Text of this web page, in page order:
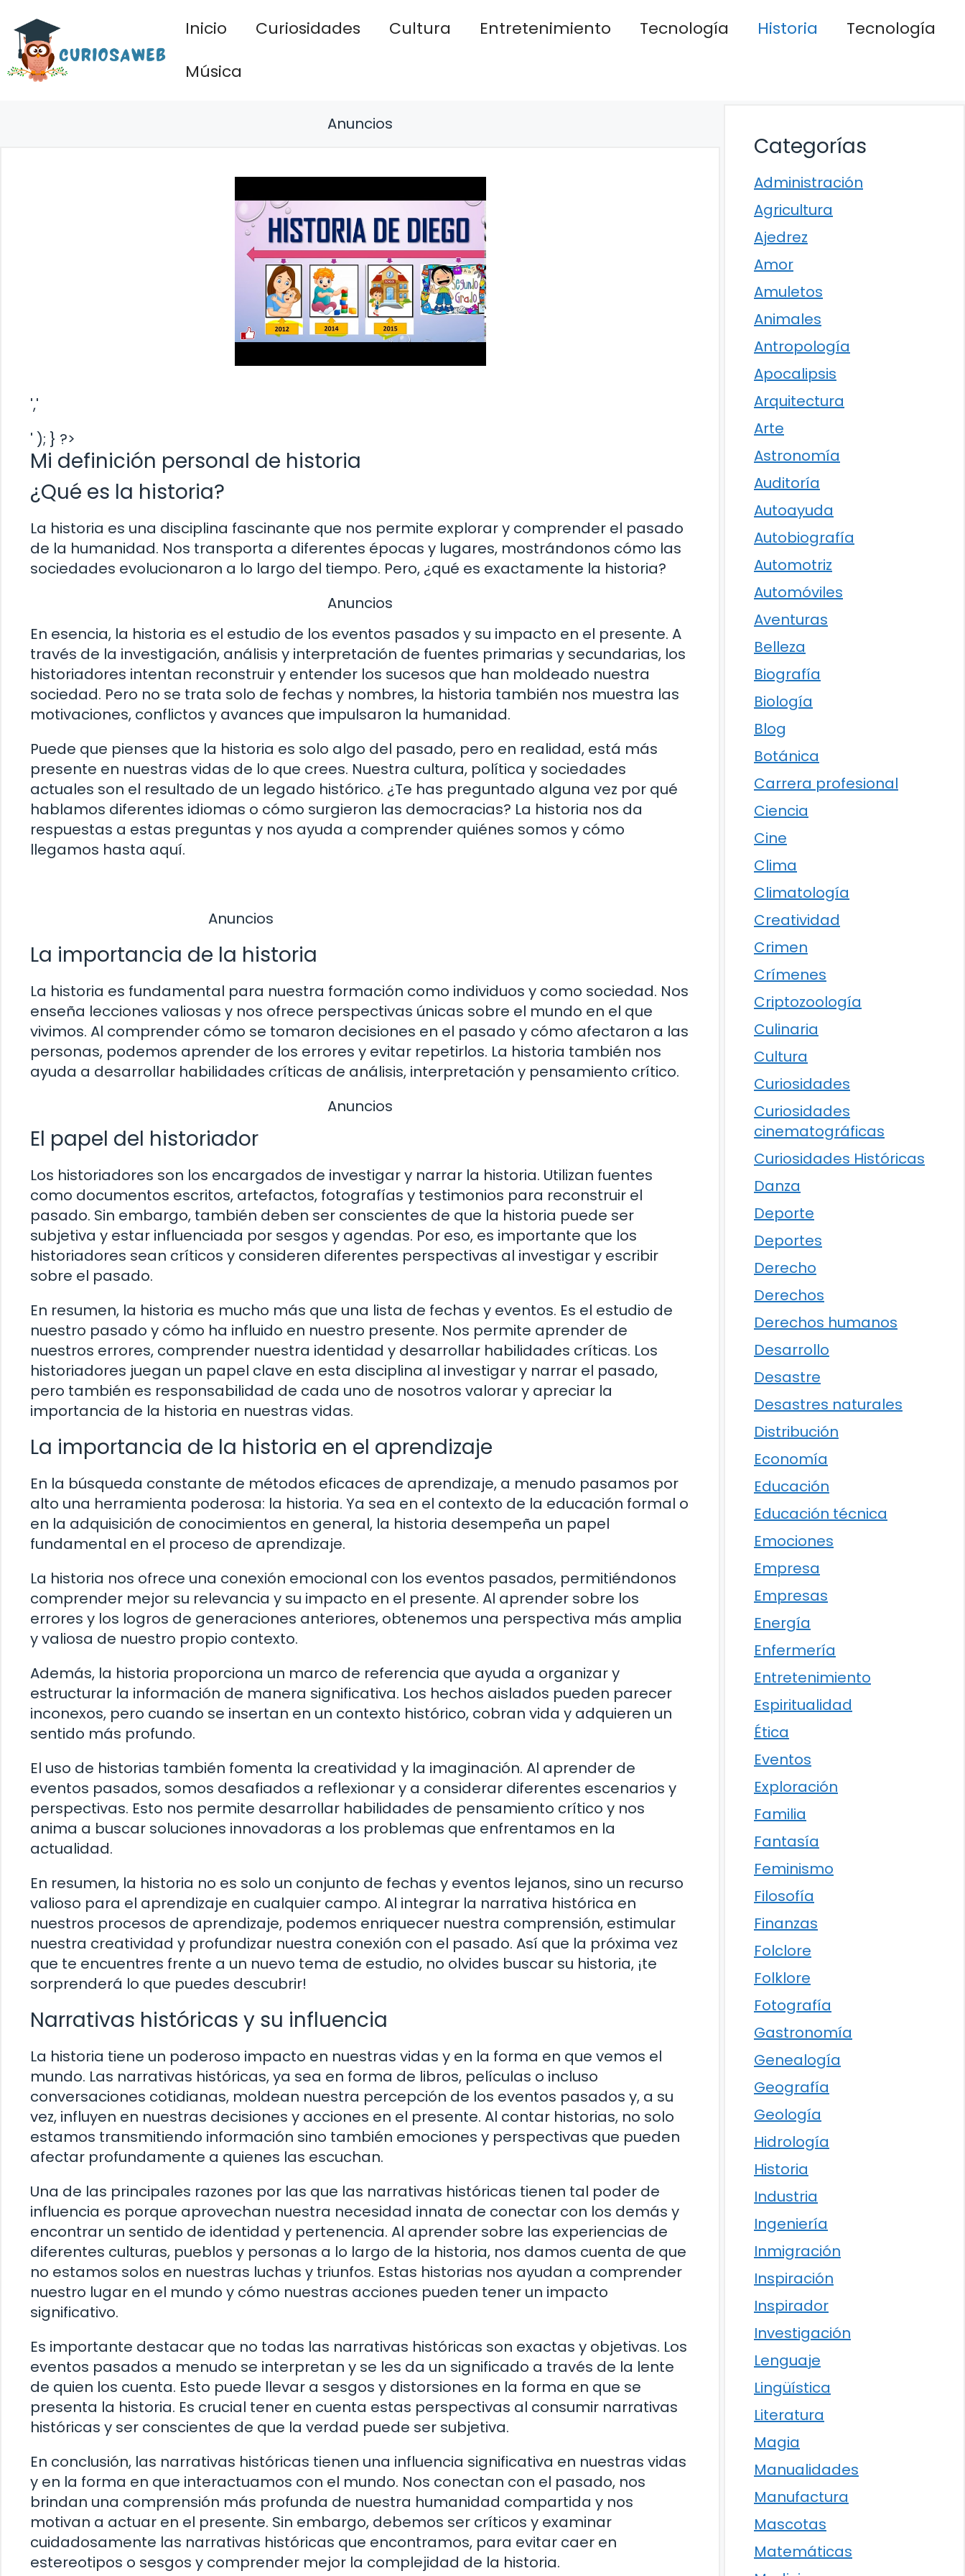
contenido
Inicio Curiosidades Cultura Entretenimiento Tecnología Historia
Tecnología
Música
Anuncios
','
' ); } ?>
Mi definición personal de historia
¿Qué es la historia?
La historia es una disciplina fascinante que nos permite explorar y comprender el pasado
de la humanidad. Nos transporta a diferentes épocas y lugares, mostrándonos cómo las
sociedades evolucionaron a lo largo del tiempo. Pero, ¿qué es exactamente la historia?
Anuncios
En esencia, la historia es el estudio de los eventos pasados y su impacto en el presente. A
través de la investigación, análisis y interpretación de fuentes primarias y secundarias, los
historiadores intentan reconstruir y entender los sucesos que han moldeado nuestra
sociedad. Pero no se trata solo de fechas y nombres, la historia también nos muestra las
motivaciones, conflictos y avances que impulsaron la humanidad.
Puede que pienses que la historia es solo algo del pasado, pero en realidad, está más
presente en nuestras vidas de lo que crees. Nuestra cultura, política y sociedades
actuales son el resultado de un legado histórico. ¿Te has preguntado alguna vez por qué
hablamos diferentes idiomas o cómo surgieron las democracias? La historia nos da
respuestas a estas preguntas y nos ayuda a comprender quiénes somos y cómo
llegamos hasta aquí.
Anuncios
La importancia de la historia
La historia es fundamental para nuestra formación como individuos y como sociedad. Nos
enseña lecciones valiosas y nos ofrece perspectivas únicas sobre el mundo en el que
vivimos. Al comprender cómo se tomaron decisiones en el pasado y cómo afectaron a las
personas, podemos aprender de los errores y evitar repetirlos. La historia también nos
ayuda a desarrollar habilidades críticas de análisis, interpretación y pensamiento crítico.
Anuncios
El papel del historiador
Los historiadores son los encargados de investigar y narrar la historia. Utilizan fuentes
como documentos escritos, artefactos, fotografías y testimonios para reconstruir el
pasado. Sin embargo, también deben ser conscientes de que la historia puede ser
subjetiva y estar influenciada por sesgos y agendas. Por eso, es importante que los
historiadores sean críticos y consideren diferentes perspectivas al investigar y escribir
sobre el pasado.
En resumen, la historia es mucho más que una lista de fechas y eventos. Es el estudio de
nuestro pasado y cómo ha influido en nuestro presente. Nos permite aprender de
nuestros errores, comprender nuestra identidad y desarrollar habilidades críticas. Los
historiadores juegan un papel clave en esta disciplina al investigar y narrar el pasado,
pero también es responsabilidad de cada uno de nosotros valorar y apreciar la
importancia de la historia en nuestras vidas.
La importancia de la historia en el aprendizaje
En la búsqueda constante de métodos eficaces de aprendizaje, a menudo pasamos por
alto una herramienta poderosa: la historia. Ya sea en el contexto de la educación formal o
en la adquisición de conocimientos en general, la historia desempeña un papel
fundamental en el proceso de aprendizaje.
La historia nos ofrece una conexión emocional con los eventos pasados, permitiéndonos
comprender mejor su relevancia y su impacto en el presente. Al aprender sobre los
errores y los logros de generaciones anteriores, obtenemos una perspectiva más amplia
y valiosa de nuestro propio contexto.
Además, la historia proporciona un marco de referencia que ayuda a organizar y
estructurar la información de manera significativa. Los hechos aislados pueden parecer
inconexos, pero cuando se insertan en un contexto histórico, cobran vida y adquieren un
sentido más profundo.
El uso de historias también fomenta la creatividad y la imaginación. Al aprender de
eventos pasados, somos desafiados a reflexionar y a considerar diferentes escenarios y
perspectivas. Esto nos permite desarrollar habilidades de pensamiento crítico y nos
anima a buscar soluciones innovadoras a los problemas que enfrentamos en la
actualidad.
En resumen, la historia no es solo un conjunto de fechas y eventos lejanos, sino un recurso
valioso para el aprendizaje en cualquier campo. Al integrar la narrativa histórica en
nuestros procesos de aprendizaje, podemos enriquecer nuestra comprensión, estimular
nuestra creatividad y profundizar nuestra conexión con el pasado. Así que la próxima vez
que te encuentres frente a un nuevo tema de estudio, no olvides buscar su historia, ¡te
sorprenderá lo que puedes descubrir!
Narrativas históricas y su influencia
La historia tiene un poderoso impacto en nuestras vidas y en la forma en que vemos el
mundo. Las narrativas históricas, ya sea en forma de libros, películas o incluso
conversaciones cotidianas, moldean nuestra percepción de los eventos pasados y, a su
vez, influyen en nuestras decisiones y acciones en el presente. Al contar historias, no solo
estamos transmitiendo información sino también emociones y perspectivas que pueden
afectar profundamente a quienes las escuchan.
Una de las principales razones por las que las narrativas históricas tienen tal poder de
influencia es porque aprovechan nuestra necesidad innata de conectar con los demás y
encontrar un sentido de identidad y pertenencia. Al aprender sobre las experiencias de
diferentes culturas, pueblos y personas a lo largo de la historia, nos damos cuenta de que
no estamos solos en nuestras luchas y triunfos. Estas historias nos ayudan a comprender
nuestro lugar en el mundo y cómo nuestras acciones pueden tener un impacto
significativo.
Es importante destacar que no todas las narrativas históricas son exactas y objetivas. Los
eventos pasados a menudo se interpretan y se les da un significado a través de la lente
de quien los cuenta. Esto puede llevar a sesgos y distorsiones en la forma en que se
presenta la historia. Es crucial tener en cuenta estas perspectivas al consumir narrativas
históricas y ser conscientes de que la verdad puede ser subjetiva.
En conclusión, las narrativas históricas tienen una influencia significativa en nuestras vidas
y en la forma en que interactuamos con el mundo. Nos conectan con el pasado, nos
brindan una comprensión más profunda de nuestra humanidad compartida y nos
motivan a actuar en el presente. Sin embargo, debemos ser críticos y examinar
cuidadosamente las narrativas históricas que encontramos, para evitar caer en
estereotipos o sesgos y comprender mejor la complejidad de la historia.
Categorías
Administración
Agricultura
Ajedrez
Amor
Amuletos
Animales
Antropología
Apocalipsis
Arquitectura
Arte
Astronomía
Auditoría
Autoayuda
Autobiografía
Automotriz
Automóviles
Aventuras
Belleza
Biografía
Biología
Blog
Botánica
Carrera profesional
Ciencia
Cine
Clima
Climatología
Creatividad
Crimen
Crímenes
Criptozoología
Culinaria
Cultura
Curiosidades
Curiosidades
cinematográficas
Curiosidades Históricas
Danza
Deporte
Deportes
Derecho
Derechos
Derechos humanos
Desarrollo
Desastre
Desastres naturales
Distribución
Economía
Educación
Educación técnica
Emociones
Empresa
Empresas
Energía
Enfermería
Entretenimiento
Espiritualidad
Ética
Eventos
Exploración
Familia
Fantasía
Feminismo
Filosofía
Finanzas
Folclore
Folklore
Fotografía
Gastronomía
Genealogía
Geografía
Geología
Hidrología
Historia
Industria
Ingeniería
Inmigración
Inspiración
Inspirador
Investigación
Lenguaje
Lingüística
Literatura
Magia
Manualidades
Manufactura
Mascotas
Matemáticas